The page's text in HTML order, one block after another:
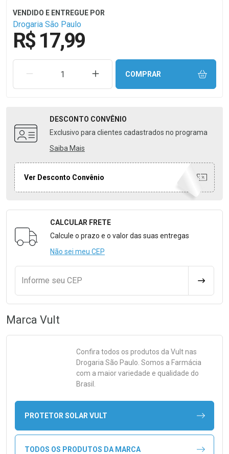
Drogaria São Paulo
R$ 17,99
REMOVER UMA UNIDADEAUMENTAR UMA UNIDADE
COMPRAR
DESCONTO CONVÊNIO
Exclusivo para clientes cadastrados no programa
Saiba Mais
Ver Desconto Convênio
Formulário para Calcular o Frete
CALCULAR FRETE
Calcule o prazo e o valor das suas entregas
Não sei meu CEP
Informe seu CEP
Marca Vult
Confira todos os produtos da Vultnas
Drogaria São Paulo. Somos a Farmácia
com a maior variedade e qualidade do
Brasil.
PROTETOR SOLAR VULT
TODOS OS PRODUTOS DA MARCA